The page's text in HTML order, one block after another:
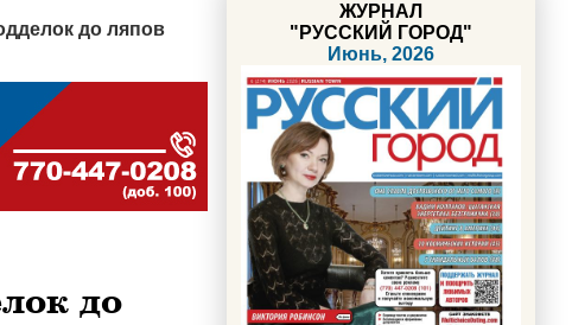
до ляпов
до
ЖУРНАЛ
"РУССКИЙ ГОРОД"
Июнь, 2026